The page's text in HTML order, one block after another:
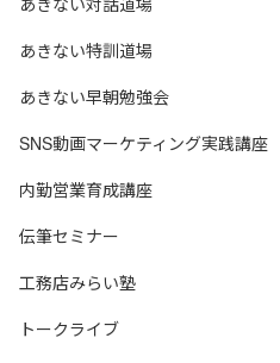
あきない特訓道場
あきない早朝勉強会
SNS動画マーケティング実践講座
内勤営業育成講座
伝筆セミナー
工務店みらい塾
トークライブ